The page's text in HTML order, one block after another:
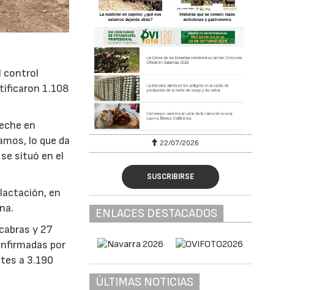
control
1.108
en
lo que da
situó en el
en
y 27
por
a 3.190
07/2026 22/07/2026
SUSCRIBIRSE
ENLACES DESTACADOS
ÚLTIMAS NOTICIAS